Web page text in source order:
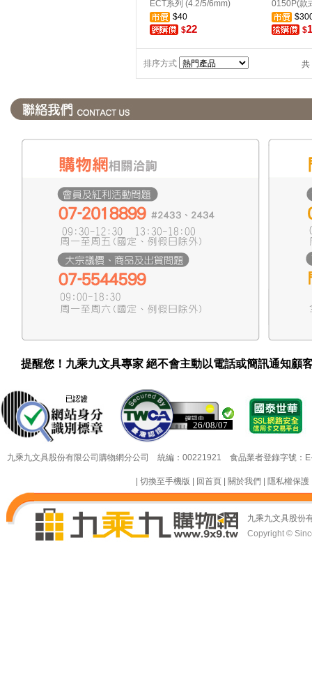
ECT系列 (4.2/5/6mm)
$40
$22
0150P(款
$
排序方式 共
提醒您！九乘九文具專家 絕不會主動以電話或簡訊通知顧
26/08/07
26/08/07
九乘九文具股份有限公司購物網分公司 統編：00221921 食品業者登錄字號
切換至手機版 回首頁| 關於我們 隱私權保護
九乘九文具股份
Copyright ©